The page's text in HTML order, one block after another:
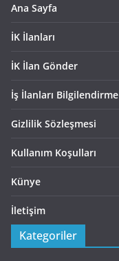
Ana Sayfa
İK İlanları
İK İlan Gönder
İş İlanları Bilgilendirme
Gizlilik Sözleşmesi
Kullanım Koşulları
Künye
İletişim
Kategoriler